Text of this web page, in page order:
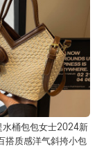
水桶包包女士2024新
搭质感洋气斜挎小包